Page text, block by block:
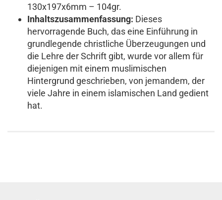
130x197x6mm – 104gr.
Inhaltszusammenfassung: Dieses
hervorragende Buch, das eine Einführung in
grundlegende christliche Überzeugungen und
die Lehre der Schrift gibt, wurde vor allem für
diejenigen mit einem muslimischen
Hintergrund geschrieben, von jemandem, der
viele Jahre in einem islamischen Land gedient
hat.